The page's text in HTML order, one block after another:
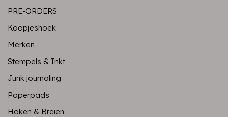
PRE-ORDERS
Koopjeshoek
Merken
Stempels & Inkt
Junk journaling
Paperpads
Haken & Breien